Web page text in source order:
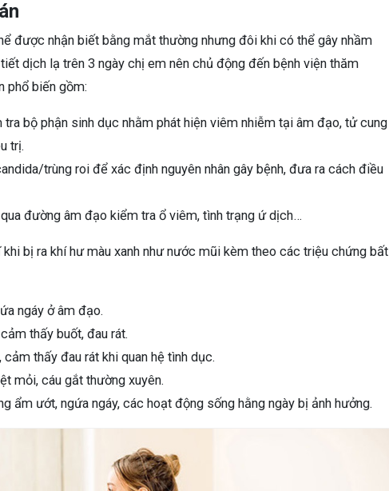
được nhận biết bằng mắt thường nhưng đôi khi có thể gây nhầm
tiết dịch lạ trên 3 ngày chị em nên chủ động đến bệnh viện thăm
phổ biến gồm:
bộ phận sinh dục nhằm phát hiện viêm nhiễm tại âm đạo, tử cung
trị.
trùng roi để xác định nguyên nhân gây bệnh, đưa ra cách điều
đường âm đạo kiểm tra ổ viêm, tình trạng ứ dịch…
bị ra khí hư màu xanh như nước mũi kèm theo các triệu chứng bất
ngáy ở âm đạo.
thấy buốt, đau rát.
thấy đau rát khi quan hệ tình dục.
mỏi, cáu gắt thường xuyên.
ẩm ướt, ngứa ngáy, các hoạt động sống hằng ngày bị ảnh hưởng.